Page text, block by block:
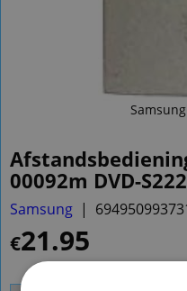
00092m DVD-S222
Samsung
€21.95